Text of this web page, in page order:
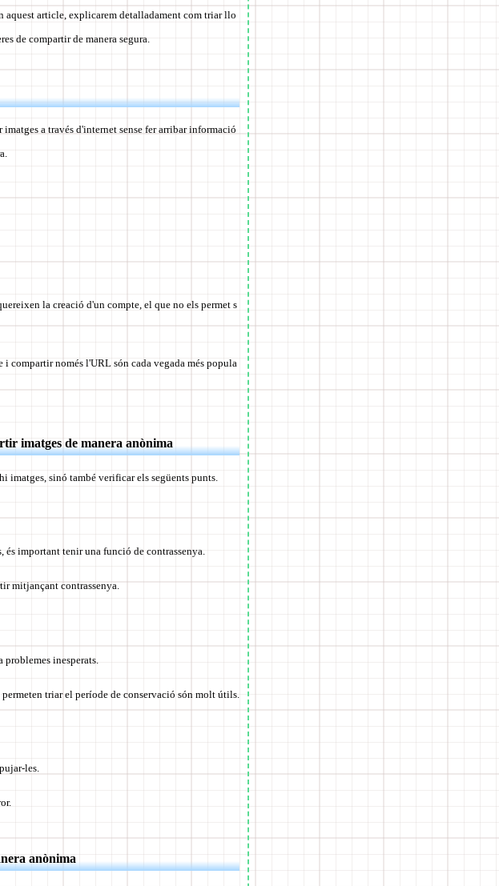
aquest article, explicarem detalladament com triar llo
de compartir de manera segura.
a través d'internet sense fer arribar informació
la creació d'un compte, el que no els permet s
i compartir només l'URL són cada vegada més popula
imatges de manera anònima
imatges, sinó també verificar els següents punts.
és important tenir una funció de contrassenya.
mitjançant contrassenya.
inesperats.
triar el període de conservació són molt útils.
les.
anònima